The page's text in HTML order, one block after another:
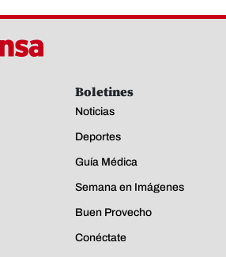
Boletines
Noticias
Deportes
Guía Médica
Semana en Imágenes
Buen Provecho
Conéctate